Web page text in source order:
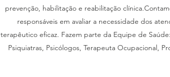
prevenção, habilitação e reabilitação
responsáveis em avaliar a necessidade dos
terapêutico eficaz. Fazem parte da Equipe de
Psiquiatras, Psicólogos, Terapeuta Ocupacional,